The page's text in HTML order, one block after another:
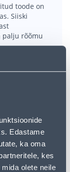
Edastame
ka oma
kes
olete neile
toode on
Siiski
palju rõõmu
- oma
et leida
cm.